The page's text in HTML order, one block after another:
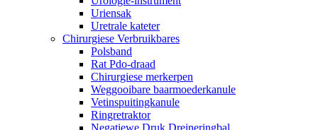
Uriensak
Uretrale kateter
Chirurgiese Verbruikbares
Polsband
Rat Pdo-draad
Chirurgiese merkerpen
Weggooibare baarmoederkanule
Vetinspuitingkanule
Ringretraktor
Negatiewe Druk Dreineringbal